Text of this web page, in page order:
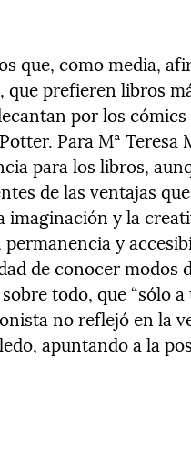
que, como media,
que prefieren libros
por los
Para Mª Teresa
para los libros,
de las ventajas
imaginación y la
y
de conocer modos
todo, que “sólo a
no reflejó en la
apuntando a la